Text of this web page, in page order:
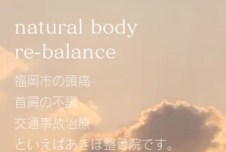
natural body
re-balance
​福岡市の頭痛
首肩の不調
交通事故治療
といえばあきほ整骨院​​です。